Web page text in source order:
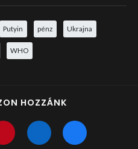
Putyin pénz Ukrajna
WHO
HOZZÁNK